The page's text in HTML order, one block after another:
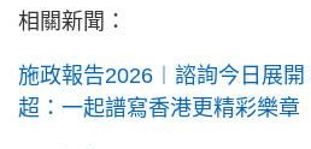
相關新聞：
施政報告2026︱諮詢今日展
超：一起譜寫香港更精彩樂章